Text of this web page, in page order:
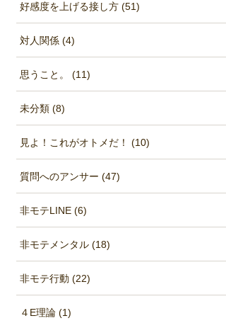
好感度を上げる接し方 (51)
対人関係 (4)
思うこと。 (11)
未分類 (8)
見よ！これがオトメだ！ (10)
質問へのアンサー (47)
非モテLINE (6)
非モテメンタル (18)
非モテ行動 (22)
４E理論 (1)